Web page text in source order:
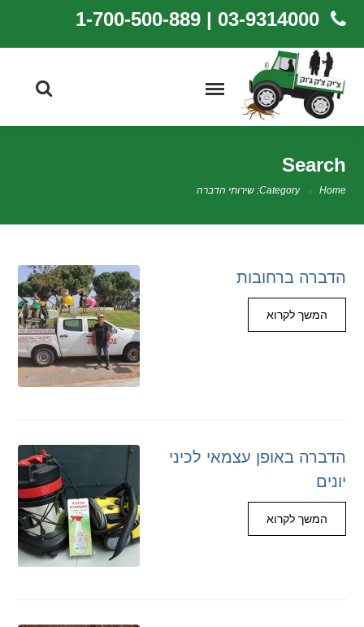
03-9314000 | 1-700-500-889
Search
Home Category: שירותי הדברה
הדברה ברחובות
המשך לקרוא
הדברה באופן עצמאי לכיני
יונים
המשך לקרוא